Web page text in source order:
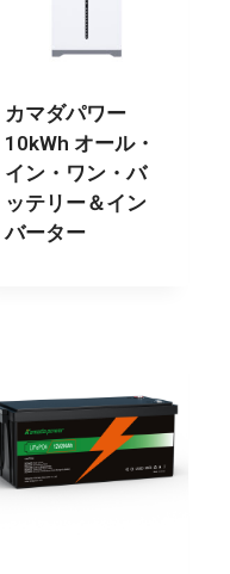
カマダパワー
10kWh オール・
イン・ワン・バ
ッテリー＆イン
バーター